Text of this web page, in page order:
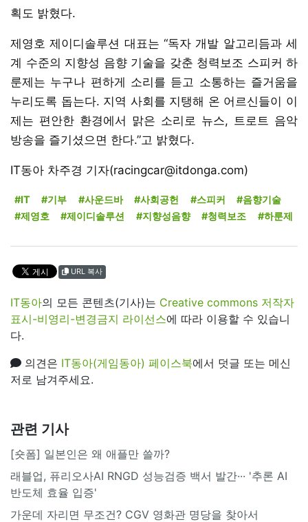
획도 밝혔다.
제영호 제이디솔루션 대표는 “독자 개발 알고리듬과 세
계 수준의 지향성 음향 기술을 갖춘 청력보조 스피커 하
룬제는 누구나 편하게 소리를 듣고 소통하는 즐거움을
누리도록 돕는다. 지역 사회를 지탱해 온 어르신들이 이
제는 편안한 환경에서 맑은 소리로 뉴스, 트로트 음악
방송을 즐기셨으면 한다.”고 밝혔다.
IT동아 차주경 기자(racingcar@itdonga.com)
#IT #기부 #사운드바 #사회공헌 #스피커
#음향기술
#제영호
#제이디솔루션 #지향성음향 #청력보조 #하룬제
URL 복사
IT동아의 모든 콘텐츠(기사)는 Creative commons 저작자
표시-비영리-변경금지 라이선스에 따라 이용할 수 있습니
다.
의견은 IT동아(게임동아) 페이스북에서 덧글 또는 메신
저로 남겨주세요.
관련 기사
[숏폼] 일본인은 왜 애플만 쓸까?
래블업, 퓨리오사AI RNGD 성능검증 백서 발간··· '추론 AI
반도체 효율 입증'
가운데 자리면 무조건? CGV 영화관 명당을 찾아서